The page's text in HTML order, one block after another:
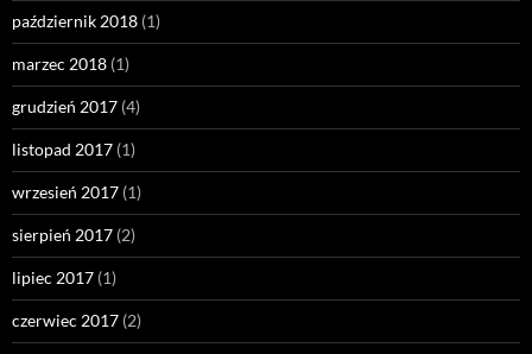
październik 2018 (1)
marzec 2018 (1)
grudzień 2017 (4)
listopad 2017 (1)
wrzesień 2017 (1)
sierpień 2017 (2)
lipiec 2017 (1)
czerwiec 2017 (2)